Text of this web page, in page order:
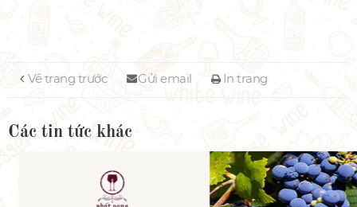
Về trang trước Gửi email In trang
Các tin tức khác